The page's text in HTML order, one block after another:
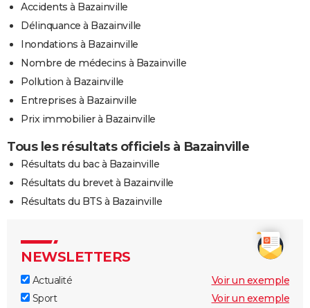
Accidents à Bazainville
Délinquance à Bazainville
Inondations à Bazainville
Nombre de médecins à Bazainville
Pollution à Bazainville
Entreprises à Bazainville
Prix immobilier à Bazainville
Tous les résultats officiels à Bazainville
Résultats du bac à Bazainville
Résultats du brevet à Bazainville
Résultats du BTS à Bazainville
NEWSLETTERS
Actualité
Voir un exemple
Sport
Voir un exemple